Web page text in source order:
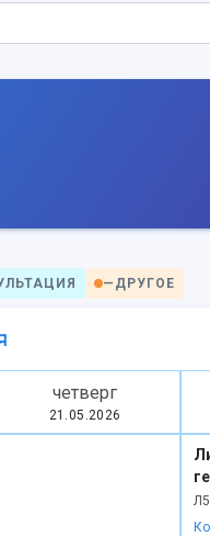
— ДРУГОЕ
четверг
21.05.2026